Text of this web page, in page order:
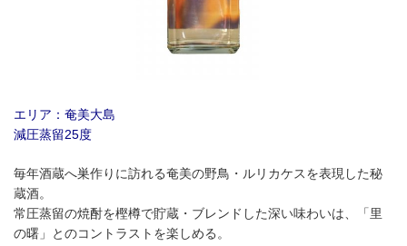
エリア：奄美大島
減圧蒸留25度
毎年酒蔵へ巣作りに訪れる奄美の野鳥・ルリカケスを表現した秘
蔵酒。
常圧蒸留の焼酎を樫樽で貯蔵・ブレンドした深い味わいは、「里
の曙」とのコントラストを楽しめる。